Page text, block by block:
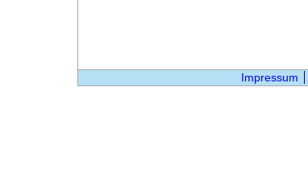
Impressum